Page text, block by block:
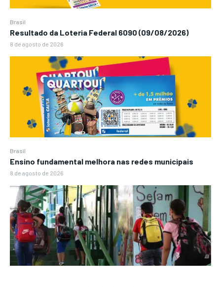
Brasil
Resultado da Loteria Federal 6090 (09/08/2026)
8 de agosto de 2026
Brasil
Ensino fundamental melhora nas redes municipais
8 de agosto de 2026